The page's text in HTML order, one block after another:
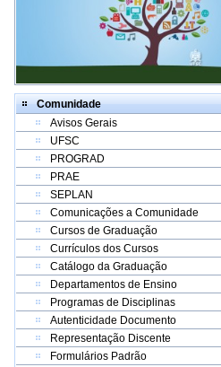
Comunidade
Avisos Gerais
UFSC
PROGRAD
PRAE
SEPLAN
Comunicações a Comunidade
Cursos de Graduação
Currículos dos Cursos
Catálogo da Graduação
Departamentos de Ensino
Programas de Disciplinas
Autenticidade Documento
Representação Discente
Formulários Padrão